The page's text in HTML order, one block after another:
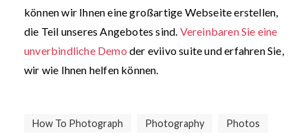
können wir Ihnen eine großartige Webseite erstellen,
die Teil unseres Angebotes sind. Vereinbaren Sie eine
unverbindliche Demo der eviivo suite und erfahren Sie,
wir wie Ihnen helfen können.
How To Photograph Photography Photos